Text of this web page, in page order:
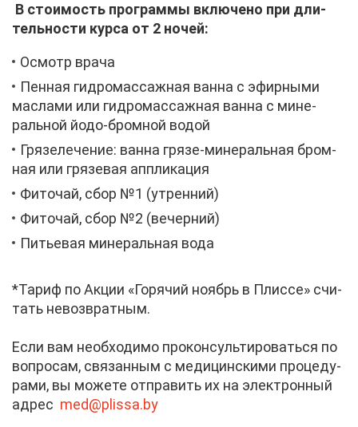
В сто­и­мость про­грам­мы вклю­че­но при дли­
тель­но­сти кур­са от 2 но­чей:
Осмотр вра­ча
Пен­ная гид­ро­мас­саж­ная ван­на с эфир­ны­ми
мас­ла­ми или гид­ро­мас­саж­ная ван­на с ми­не­
раль­ной йо­до-бром­ной во­дой
Гря­зе­ле­че­ние: ван­на гря­зе-ми­не­раль­ная бром­
ная или гря­зе­вая ап­пли­ка­ция
Фи­то­чай, сбор №1 (утрен­ний)
Фи­то­чай, сбор №2 (ве­чер­ний)
Пи­тье­вая ми­не­раль­ная во­да
*Та­риф по Ак­ции «Го­ря­чий но­ябрь в Плис­се» счи­
тать невоз­врат­ным.
Ес­ли вам необ­хо­ди­мо про­кон­суль­ти­ро­вать­ся по
во­про­сам, свя­зан­ным с ме­ди­цин­ски­ми про­це­ду­
ра­ми, вы мо­же­те от­пра­вить их на элек­трон­ный
ад­рес med@​plissa.​by